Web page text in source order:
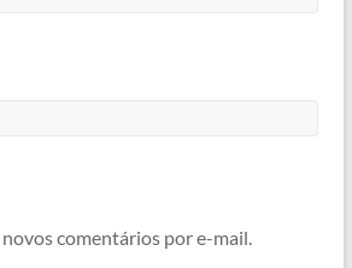
comentários por e-mail.